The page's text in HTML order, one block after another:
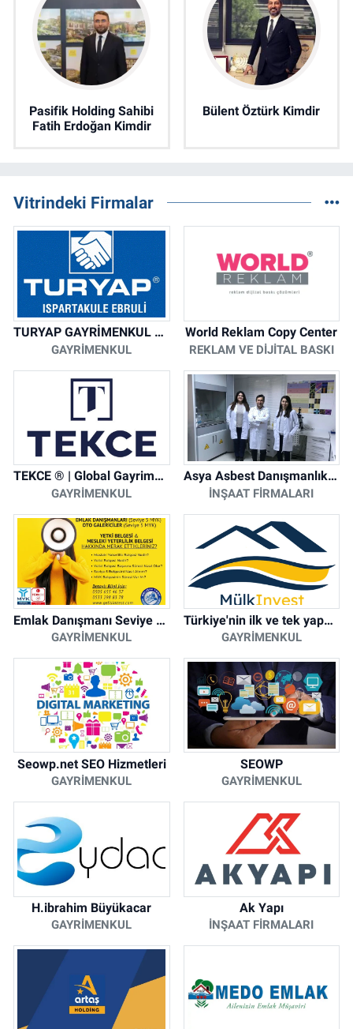
Pasifik Holding Sahibi
Fatih Erdoğan Kimdir
Bülent Öztürk Kimdir
Vitrindeki Firmalar
TURYAP GAYRİMENKUL DANIŞMANLIK HİZMETLERİ
GAYRIMENKUL
World Reklam Copy Center
REKLAM VE DIJITAL BASKI
TEKCE ® | Global Gayrimenkul Şirketi
GAYRIMENKUL
Asya Asbest Danışmanlık - Asbest Söküm ve Asbest Raporu
İNŞAAT FIRMALARI
Emlak Danışmanı Seviye 5 Mesleki Yeterlilik Belgesi
GAYRIMENKUL
Türkiye'nin ilk ve tek yapay zeka destekli arsa ilan platformu
GAYRIMENKUL
Seowp.net SEO Hizmetleri
GAYRIMENKUL
SEOWP
GAYRIMENKUL
H.ibrahim Büyükacar
GAYRIMENKUL
Ak Yapı
İNŞAAT FIRMALARI